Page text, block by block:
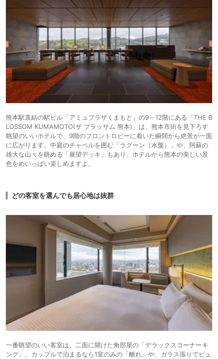
熊本駅直結の駅ビル「アミュプラザくまもと」の9～12階にある「THE B
LOSSOM KUMAMOTO(ザ ブラッサム 熊本)」は、熊本市街を見下ろす
眺望のいいホテルで、9階のフロントロビーに着いた瞬間から絶景が一面
に広がります。中庭のチャペルを囲む「ラグーン（水盤）」や、阿蘇の
雄大な山々を眺める「展望デッキ」もあり、ホテルから熊本の美しい景
色をめいっぱい楽しめますよ。
どの客室を選んでも居心地は抜群
一番眺望のいい客室は、二面に開けた角部屋の「デラックスコーナーキ
ング」。カップルで泊まるなら1室のみの「離れ」や、ガラス張りでビュ